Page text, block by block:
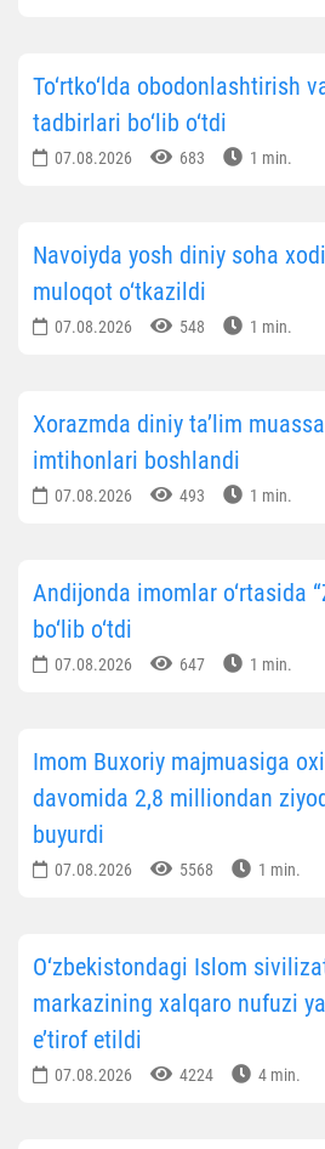
To‘rtko‘lda obodonlashtirish
tadbirlari bo‘lib o‘tdi
07.08.2026 683 1 min.
Navoiyda yosh diniy soha
muloqot o‘tkazildi
07.08.2026 548 1 min.
Xorazmda diniy ta’lim
imtihonlari boshlandi
07.08.2026 493 1 min.
Andijonda imomlar o‘rtasida
bo‘lib o‘tdi
07.08.2026 647 1 min.
Imom Buxoriy majmuasiga
davomida 2,8 milliondan
buyurdi
07.08.2026 5568 1 min.
O‘zbekistondagi Islom
markazining xalqaro nufuzi
e’tirof etildi
07.08.2026 4224 4 min.